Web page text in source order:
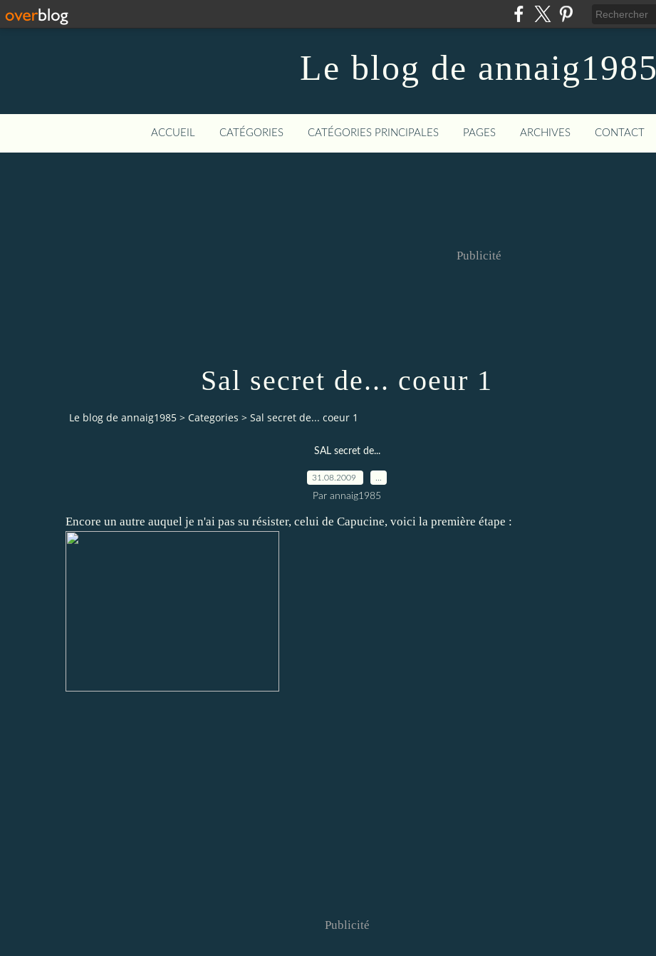
Le blog de annaig1985
ACCUEIL CATÉGORIES CATÉGORIES PRINCIPALES PAGES ARCHIVES CONTACT
Publicité
Sal secret de... coeur 1
Le blog de annaig1985 > Categories > Sal secret de... coeur 1
SAL secret de...
31.08.2009
Par annaig1985
Encore un autre auquel je n'ai pas su résister, celui de Capucine, voici la première étape :
Publicité